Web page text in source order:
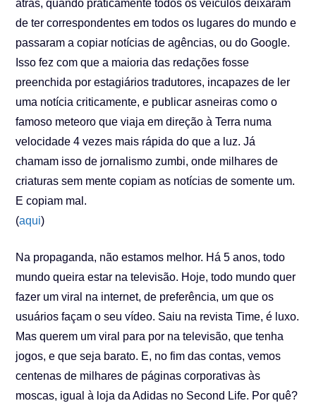
atrás, quando praticamente todos os veículos deixaram
de ter correspondentes em todos os lugares do mundo e
passaram a copiar notícias de agências, ou do Google.
Isso fez com que a maioria das redações fosse
preenchida por estagiários tradutores, incapazes de ler
uma notícia criticamente, e publicar asneiras como o
famoso meteoro que viaja em direção à Terra numa
velocidade 4 vezes mais rápida do que a luz. Já
chamam isso de jornalismo zumbi, onde milhares de
criaturas sem mente copiam as notícias de somente um.
E copiam mal.
(aqui)
Na propaganda, não estamos melhor. Há 5 anos, todo
mundo queira estar na televisão. Hoje, todo mundo quer
fazer um viral na internet, de preferência, um que os
usuários façam o seu vídeo. Saiu na revista Time, é luxo.
Mas querem um viral para por na televisão, que tenha
jogos, e que seja barato. E, no fim das contas, vemos
centenas de milhares de páginas corporativas às
moscas, igual à loja da Adidas no Second Life. Por quê?